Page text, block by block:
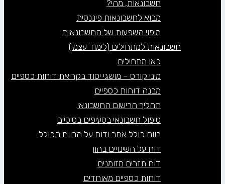
חשבונאות, מהי?
מבוא לחשבונאות פיננסית
מיפוי השפעות של החשבונאות
חשבונאות למתחילים (לימוד עצמי)
כאן מתחילים
מיני קורס – מושגי יסוד בקריאת דוחות כספיים
מבנה דוחות כספיים
תהליך הרישום החשבונאי
טיפול חשבונאי בסעיפים בסיסיים
רווח כולל אחר ודוח על הרווח הכולל
דוח על השינויים בהון
דוח תזרים מזומנים
דוחות כספיים מאוחדים